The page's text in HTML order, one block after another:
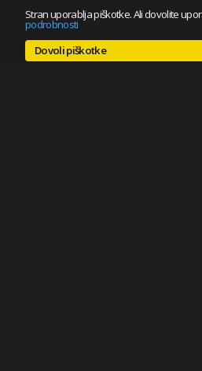
Stran uporablja piškotke. Ali dovolite
podrobnosti
Dovoli piškotke